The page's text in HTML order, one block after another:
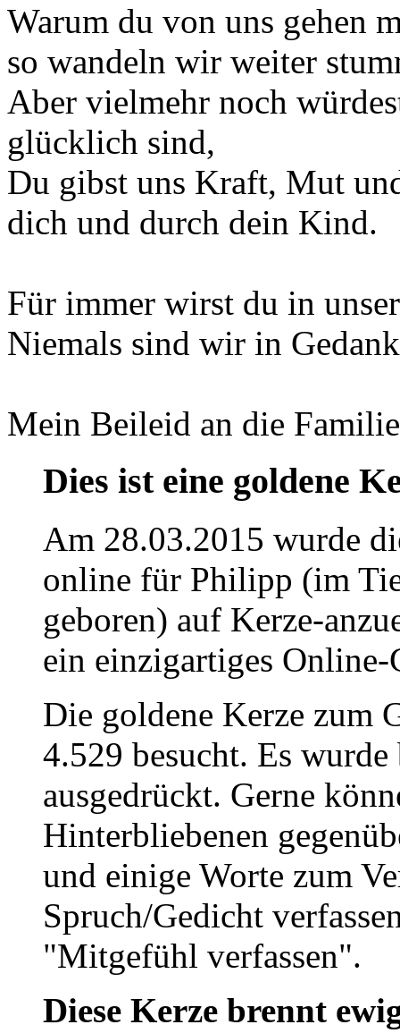
Warum du von uns gehen
so wandeln wir weiter
Aber vielmehr noch
glücklich sind,
Du gibst uns Kraft, Mut
dich und durch dein Kind.
Für immer wirst du in
Niemals sind wir in
Mein Beileid an die Familie
Dies ist eine goldene
Am 28.03.2015 wurde
online für Philipp (im
geboren) auf Kerze-
ein einzigartiges Online-
Die goldene Kerze zum
4.529 besucht. Es
ausgedrückt. Gerne
Hinterbliebenen
und einige Worte zum
Spruch/Gedicht
"Mitgefühl verfassen".
Diese Kerze brennt